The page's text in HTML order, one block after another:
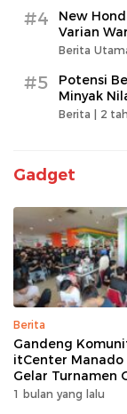
#4
New
Varian
Berita
#5
Potensi
Minyak
Berita | 2
Gadget
Berita
Gandeng
itCenter Manado
Gelar Turnamen
Free Fire, 60 Tim
1 bulan yang lalu